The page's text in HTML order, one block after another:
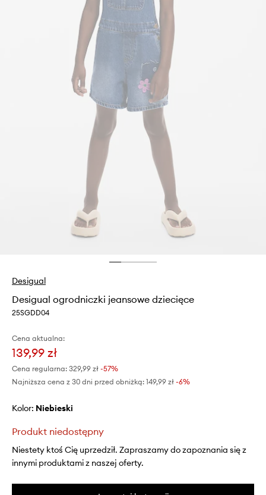
Desigual
Desigual ogrodniczki jeansowe dziecięce
25SGDD04
Cena aktualna:
139,99 zł
Cena regularna: 329,99 zł -57%
Najniższa cena z 30 dni przed obniżką: 149,99 zł -6%
Kolor: niebieski
Produkt niedostępny
Niestety ktoś Cię uprzedził. Zapraszamy do zapoznania się z
innymi produktami z naszej oferty.